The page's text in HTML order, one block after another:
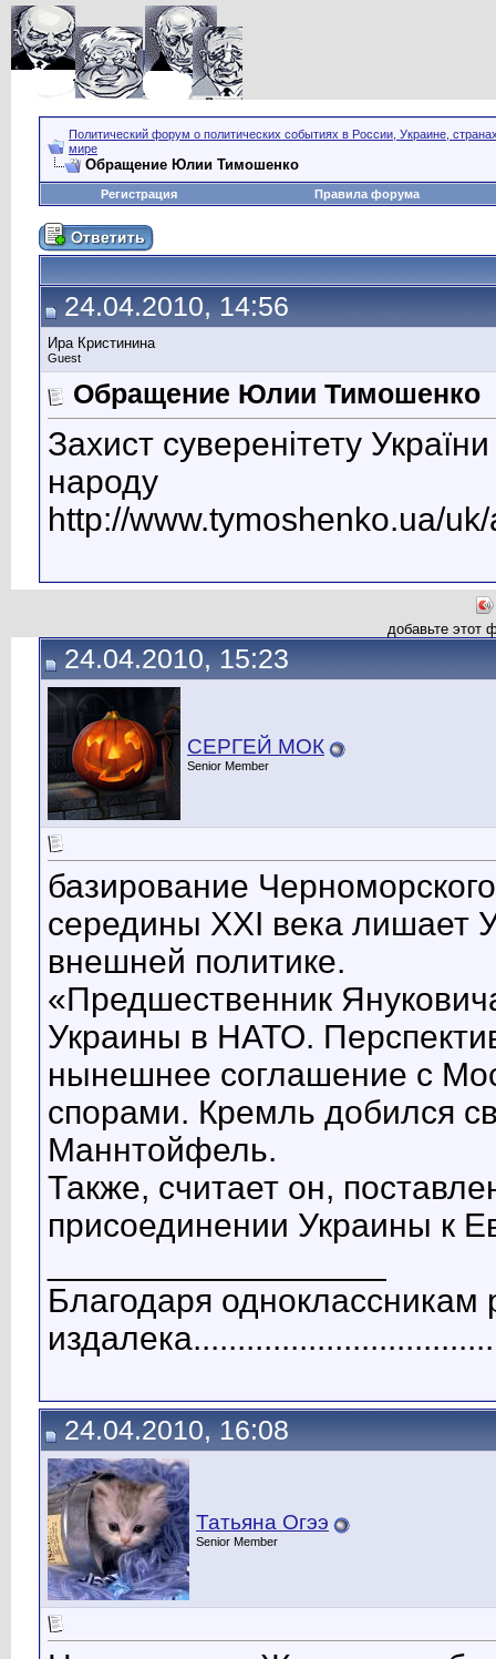
Политический форум о политических событиях в России, Украине,
мире
Обращение Юлии Тимошенко
Регистрация Правила форума
24.04.2010, 14:56
Ира Кристинина
Guest
Обращение Юлии Тимошенко
Захист суверенітету
народу
http://www.tymoshenko.ua/
добавьте этот
24.04.2010, 15:23
СЕРГЕЙ МОК
Senior Member
базирование
середины XXI века лишает
внешней политике.
«Предшественник
Украины в НАТО.
нынешнее соглашение с
спорами. Кремль добился
Маннтойфель.
Также, считает он,
присоединении Украины к
Благодаря одноклассникам
24.04.2010, 16:08
Татьяна Огээ
Senior Member